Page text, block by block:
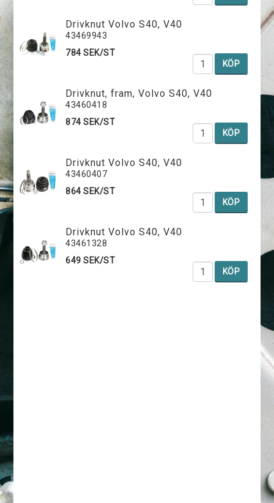
Drivknut Volvo S40, V40
43469943
784 SEK/ST
KÖP
Drivknut, fram, Volvo S40, V40
43460418
874 SEK/ST
KÖP
Drivknut Volvo S40, V40
43460407
864 SEK/ST
KÖP
Drivknut Volvo S40, V40
43461328
649 SEK/ST
KÖP